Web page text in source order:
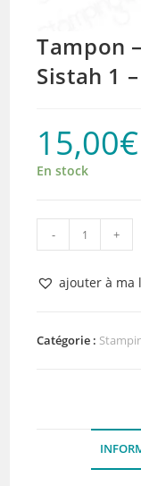
Tampon
Sistah 1
15,00€
En stock
quantité
de
Tampon
Witchy
Stamping
- +
ajouter à ma
Catégorie :